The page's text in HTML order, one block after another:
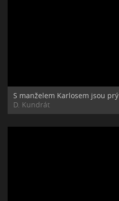
S manželem Karlosem jsou
D. Kundrát